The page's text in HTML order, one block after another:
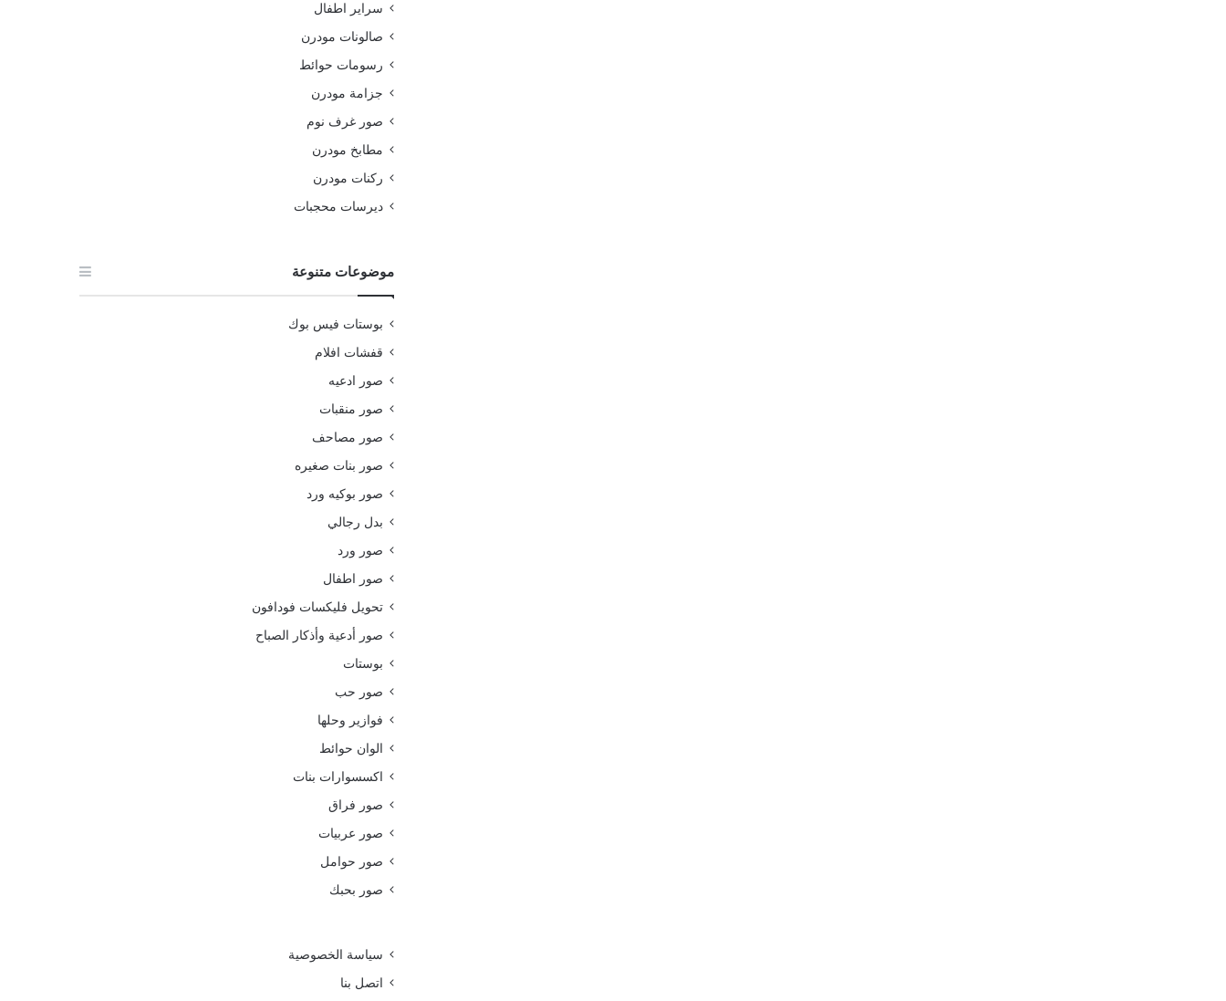
سراير اطفال
صالونات مودرن
رسومات حوائط
جزامة مودرن
صور غرف نوم
مطابخ مودرن
ركنات مودرن
ديرسات محجبات
موضوعات متنوعة
بوستات فيس بوك
قفشات افلام
صور ادعيه
صور منقبات
صور مصاحف
صور بنات صغيره
صور بوكيه ورد
بدل رجالي
صور ورد
صور اطفال
تحويل فليكسات فودافون
صور أدعية وأذكار الصباح
بوستات
صور حب
فوازير وحلها
الوان حوائط
اكسسوارات بنات
صور فراق
صور عربيات
صور حوامل
صور بحبك
سياسة الخصوصية
اتصل بنا